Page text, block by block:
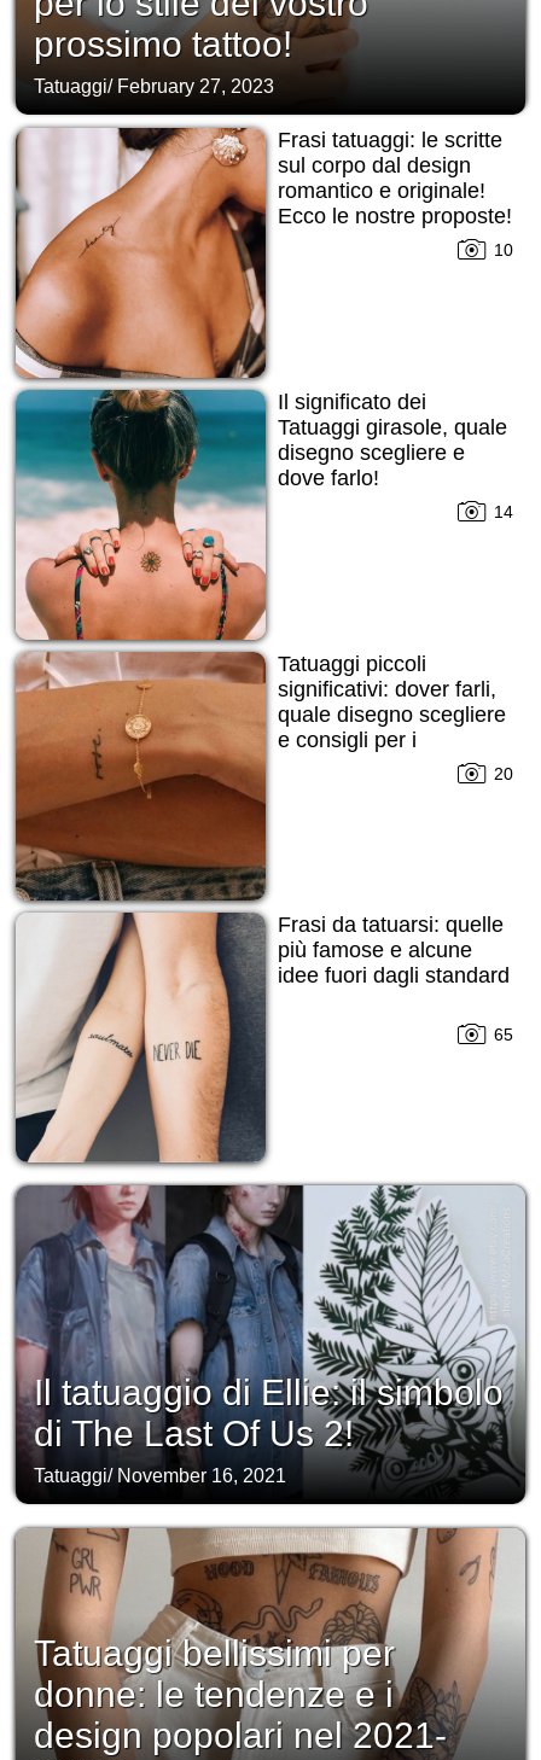
prossimo tattoo!
Tatuaggi/ February 27, 2023
Frasi tatuaggi: le scritte
sul corpo dal design
romantico e originale!
Ecco le nostre proposte!
10
Il significato dei
Tatuaggi girasole, quale
disegno scegliere e
dove farlo!
14
Tatuaggi piccoli
significativi: dover farli,
quale disegno scegliere
e consigli per i
20
Frasi da tatuarsi: quelle
più famose e alcune
idee fuori dagli standard
65
Il tatuaggio di Ellie: il simbolo
di The Last Of Us 2!
Tatuaggi/ November 16, 2021
Tatuaggi bellissimi per
donne: le tendenze e i
design popolari nel 2021-